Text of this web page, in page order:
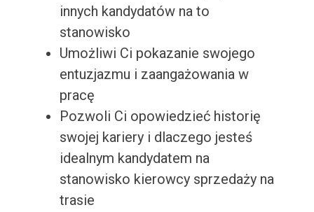
innych kandydatów na to
stanowisko
Umożliwi Ci pokazanie swojego
entuzjazmu i zaangażowania w
pracę
Pozwoli Ci opowiedzieć historię
swojej kariery i dlaczego jesteś
idealnym kandydatem na
stanowisko kierowcy sprzedaży na
trasie